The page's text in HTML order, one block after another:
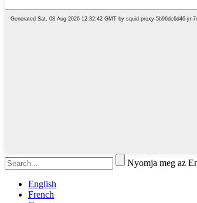
Nyomja meg az
English
French